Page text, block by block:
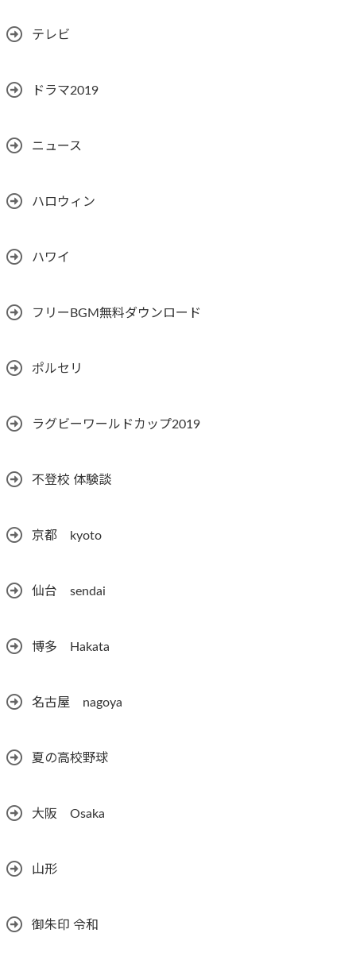
テレビ
ドラマ2019
ニュース
ハロウィン
ハワイ
フリーBGM無料ダウンロード
ポルセリ
ラグビーワールドカップ2019
不登校 体験談
京都 kyoto
仙台 sendai
博多 Hakata
名古屋 nagoya
夏の高校野球
大阪 Osaka
山形
御朱印 令和